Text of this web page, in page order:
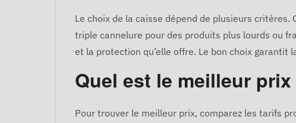
Le choix de la caisse dépend de plusieurs
triple cannelure pour des produits plus lourds ou
et la protection qu’elle offre. Le bon choix garantit
Quel est le meilleur
Pour trouver le meilleur prix, comparez les tarifs